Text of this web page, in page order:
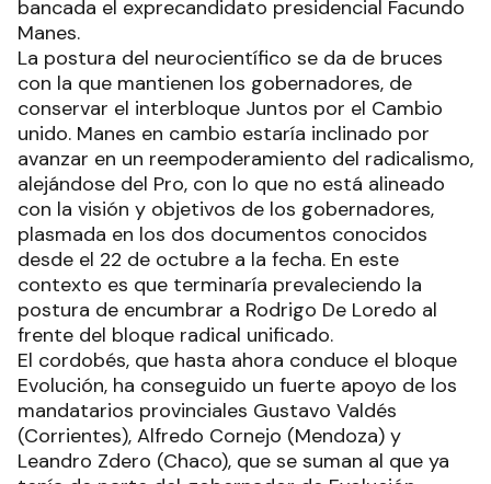
bancada el exprecandidato presidencial Facundo
Manes.
La postura del neurocientífico se da de bruces
con la que mantienen los gobernadores, de
conservar el interbloque Juntos por el Cambio
unido. Manes en cambio estaría inclinado por
avanzar en un reempoderamiento del radicalismo,
alejándose del Pro, con lo que no está alineado
con la visión y objetivos de los gobernadores,
plasmada en los dos documentos conocidos
desde el 22 de octubre a la fecha. En este
contexto es que terminaría prevaleciendo la
postura de encumbrar a Rodrigo De Loredo al
frente del bloque radical unificado.
El cordobés, que hasta ahora conduce el bloque
Evolución, ha conseguido un fuerte apoyo de los
mandatarios provinciales Gustavo Valdés
(Corrientes), Alfredo Cornejo (Mendoza) y
Leandro Zdero (Chaco), que se suman al que ya